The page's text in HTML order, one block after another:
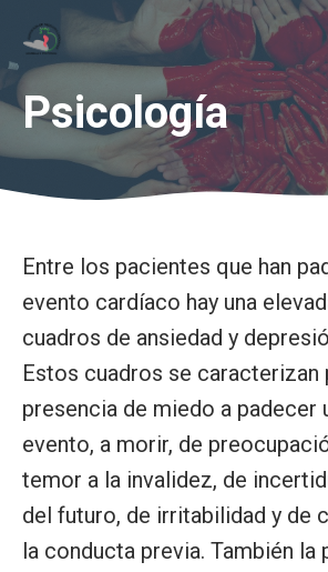
contenido
Psicología
Entre los pacientes que han
evento cardíaco hay una
cuadros de ansiedad y
Estos cuadros se caracterizan
presencia de miedo a padecer
evento, a morir, de
temor a la invalidez, de
del futuro, de irritabilidad y de
la conducta previa. También la